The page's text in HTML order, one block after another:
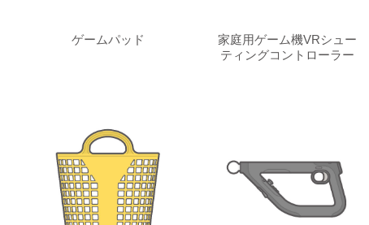
ゲームパッド
家庭用ゲーム機VRシュー
ティングコントローラー